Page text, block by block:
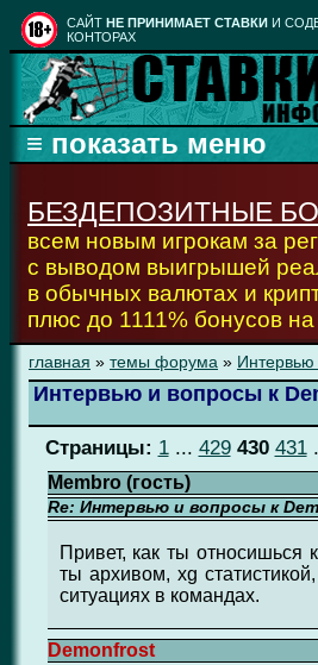
CАЙТ НЕ ПРИНИМАЕТ СТАВКИ И
КОНТОРАХ
БЕЗДЕПОЗИТНЫЕ
всем новым игрокам за
с выводом выигрышей
в обычных валютах и
плюс до 1111% бонусов
главная » темы форума »
Интервью и вопросы к
Страницы: 1... 429 430 431
Membro (гость)
Re: Интервью и вопросы к
Привет, как ты относишься
ты архивом, xg
ситуациях в командах.
Demonfrost